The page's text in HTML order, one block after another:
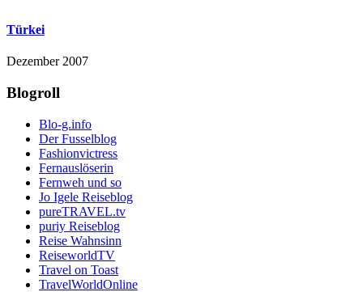
Türkei
Dezember 2007
Blogroll
Blo-g.info
Der Fusselblog
Fashionvictress
Fernauslöserin
Fernweh und so
Jo Igele Reiseblog
pureTRAVEL.tv
puriy Reiseblog
Reise Wahnsinn
ReiseworldTV
Travel on Toast
TravelWorldOnline